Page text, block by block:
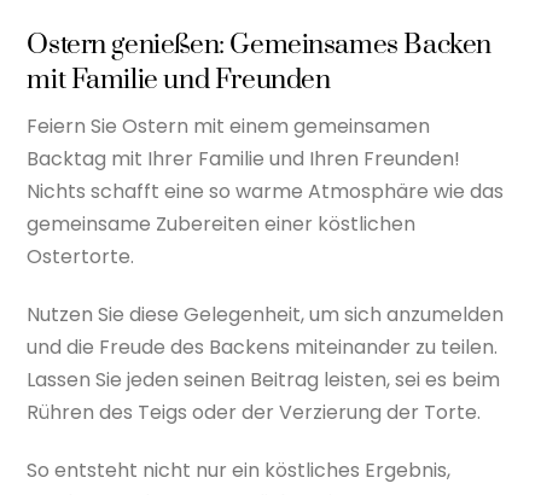
Ostern genießen: Gemeinsames Backen
mit Familie und Freunden
Feiern Sie Ostern mit einem gemeinsamen
Backtag mit Ihrer Familie und Ihren Freunden!
Nichts schafft eine so warme Atmosphäre wie das
gemeinsame Zubereiten einer köstlichen
Ostertorte.
Nutzen Sie diese Gelegenheit, um sich anzumelden
und die Freude des Backens miteinander zu teilen.
Lassen Sie jeden seinen Beitrag leisten, sei es beim
Rühren des Teigs oder der Verzierung der Torte.
So entsteht nicht nur ein köstliches Ergebnis,